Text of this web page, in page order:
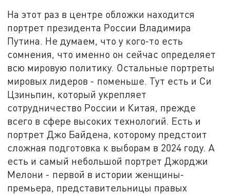
На этот раз в центре обложки находится
портрет президента России Владимира
Путина. Не думаем, что у кого-то есть
сомнения, что именно он сейчас определяет
всю мировую политику. Остальные портреты
мировых лидеров - поменьше. Тут есть и Си
Цзиньпин, который укрепляет
сотрудничество России и Китая, прежде
всего в сфере высоких технологий. Есть и
портрет Джо Байдена, которому предстоит
сложная подготовка к выборам в 2024 году. А
есть и самый небольшой портрет Джорджи
Мелони - первой в истории женщины-
премьера, представительницы правых